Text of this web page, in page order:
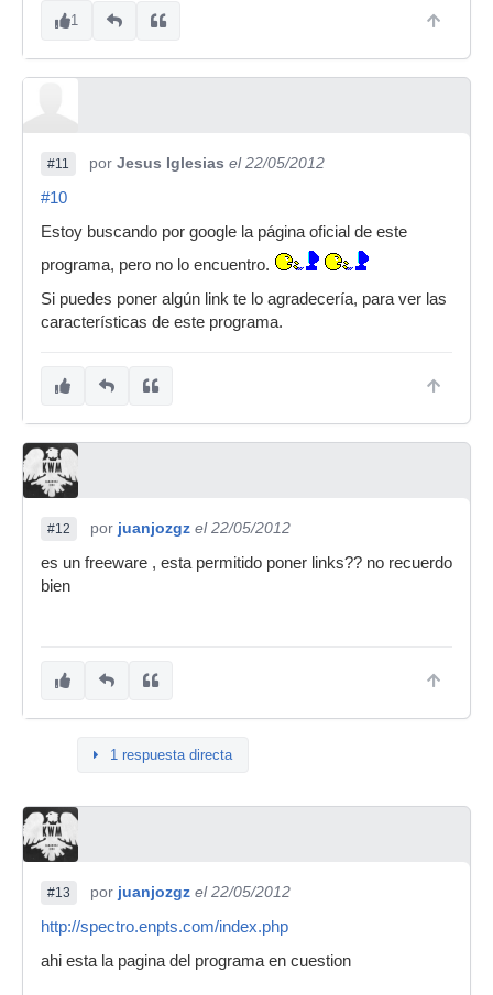
1
#11 por Jesus Iglesias el 22/05/2012
#10
Estoy buscando por google la página oficial de este
programa, pero no lo encuentro.
Si puedes poner algún link te lo agradecería, para ver las
características de este programa.
#12 por juanjozgz el 22/05/2012
es un freeware , esta permitido poner links?? no recuerdo
bien
1 respuesta directa
#13 por juanjozgz el 22/05/2012
http://spectro.enpts.com/index.php
ahi esta la pagina del programa en cuestion